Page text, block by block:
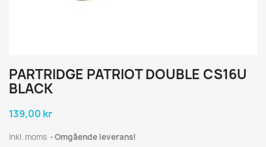
PARTRIDGE PATRIOT DOUBLE CS16U
BLACK
139,00 kr
Inkl. moms Omgående leverans!